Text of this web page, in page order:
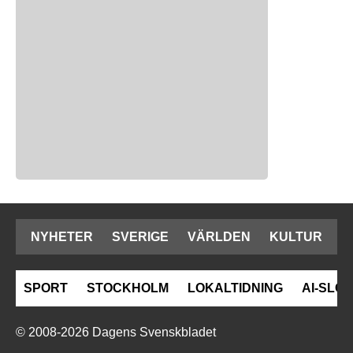
NYHETER SVERIGE VÄRLDEN KULTUR
SPORT STOCKHOLM LOKALTIDNING AI-SLOP
© 2008-2026 Dagens Svenskbladet